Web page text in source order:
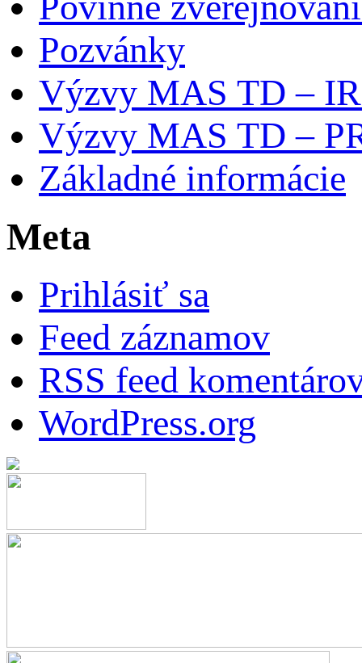
Pozvánky
Výzvy MAS TD –
Výzvy MAS TD –
Základné informácie
Meta
Prihlásiť sa
Feed záznamov
RSS feed
WordPress.org